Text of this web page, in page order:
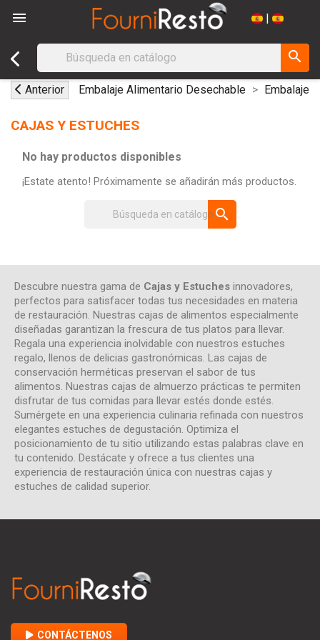
 |
search
Anterior Embalaje Alimentario Desechable Embalaje
CAJAS Y ESTUCHES
No hay productos disponibles
¡Estate atento! Próximamente se añadirán más productos.
search
Descubre nuestra gama de Cajas y Estuches innovadores,
perfectos para satisfacer todas tus necesidades en materia
de restauración. Nuestras cajas de alimentos especialmente
diseñadas garantizan la frescura de tus platos para llevar.
Regala una experiencia inolvidable con nuestros estuches
regalo, llenos de delicias gastronómicas. Las cajas de
conservación herméticas preservan el sabor de tus
alimentos. Nuestras cajas de almuerzo prácticas te permiten
disfrutar de tus comidas para llevar estés donde estés.
Sumérgete en una experiencia culinaria refinada con nuestros
elegantes estuches de degustación. Optimiza el
posicionamiento de tu sitio utilizando estas palabras clave en
tu contenido. Destácate y ofrece a tus clientes una
experiencia de restauración única con nuestras cajas y
estuches de calidad superior.
CONTÁCTENOS